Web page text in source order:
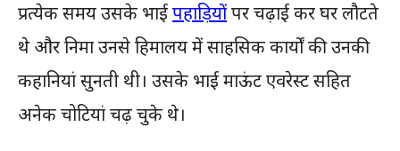
प्रत्येक समय उसके भाईपहाड़ियोंपर चढ़ाई कर घर लौटते
थे और निमा उनसे हिमालय में साहसिक कार्यों की उनकी
कहानियां सुनती थी। उसके भाई माऊंट एवरेस्ट सहित
अनेक चोटियां चढ़ चुके थे।